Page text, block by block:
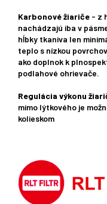
Karbonové žiariče - z
nachádzajú iba v
hĺbky tkaniva len
teplo s nízkou
ako doplnok k
podlahové ohrievače.
Regulácia výkonu
mimo lýtkového je
kolieskom